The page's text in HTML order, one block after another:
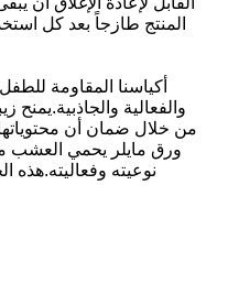
المنتج طازجاً بعد كل
أكياسنا المقاومة
والفعالية والجاذبية.يمنح
من خلال ضمان أن
ورق مايلر يحمي العشب
نوعيته